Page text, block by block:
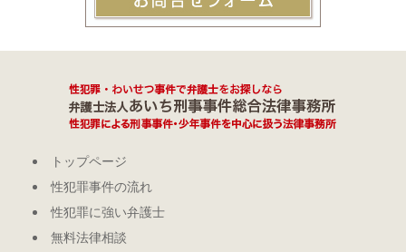
トップページ
性犯罪事件の流れ
性犯罪に強い弁護士
無料法律相談